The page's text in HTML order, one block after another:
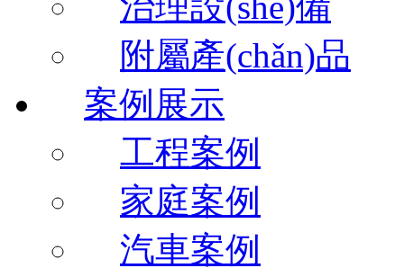
附屬產(chǎn)品
案例展示
工程案例
家庭案例
汽車案例